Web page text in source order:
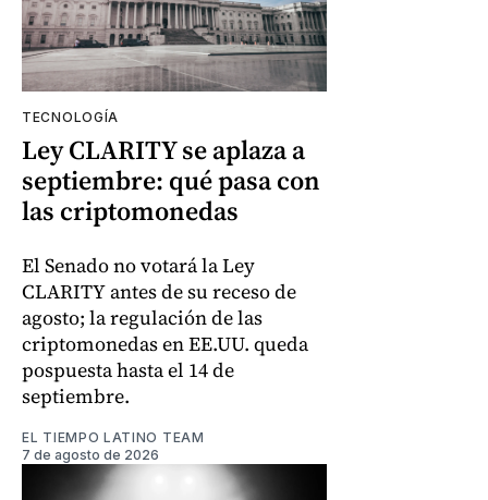
TECNOLOGÍA
Ley CLARITY se aplaza a
septiembre: qué pasa con
las criptomonedas
El Senado no votará la Ley
CLARITY antes de su receso de
agosto; la regulación de las
criptomonedas en EE.UU. queda
pospuesta hasta el 14 de
septiembre.
EL TIEMPO LATINO TEAM
7 de agosto de 2026